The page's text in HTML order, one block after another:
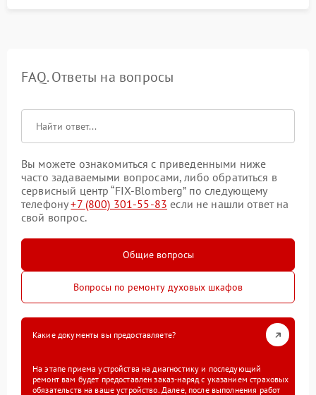
FAQ. Ответы на вопросы
Вы можете ознакомиться с приведенными ниже
часто задаваемыми вопросами, либо обратиться в
сервисный центр “FIX-Blomberg” по следующему
телефону+7 (800) 301-55-83 если не нашли ответ на
свой вопрос.
Общие вопросы
Вопросы по ремонту духовых шкафов
Какие документы вы предоставляете?
На этапе приема устройства на диагностику и последующий
ремонт вам будет предоставлен заказ-наряд с указанием страховых
обязательств на ваше устройство. Далее, после выполнения работ